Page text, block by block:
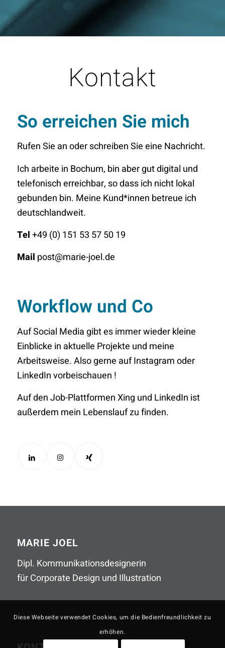
Kontakt
So erreichen Sie mich
Rufen Sie an oder schreiben Sie eine Nachricht.
Ich arbeite in Bochum, bin aber gut digital und
telefonisch erreichbar, so dass ich nicht lokal
gebunden bin. Meine Kund*innen betreue ich
deutschlandweit.
Tel+49 (0) 151 53 57 50 19
Mail post@marie-joel.de
Workflow und Co
Auf Social Media gibt es immer wieder kleine
Einblicke in aktuelle Projekte und meine
Arbeitsweise. Also gerne auf Instagram oder
LinkedIn vorbeischauen !
Auf den Job-Plattformen Xing und LinkedIn ist
außerdem mein Lebenslauf zu finden.
MARIE JOEL
Dipl. Kommunikationsdesignerin
für Corporate Design und Illustration
Diese Webseite verwendet Cookies, um die Bedienfreundlichkeit zu
erhöhen.